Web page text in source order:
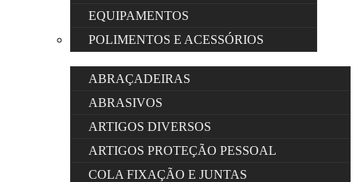
EQUIPAMENTOS
POLIMENTOS E ACESSÓRIOS
ABRAÇADEIRAS
ABRASIVOS
ARTIGOS DIVERSOS
ARTIGOS PROTEÇÃO PESSOAL
COLA FIXAÇÃO E JUNTAS